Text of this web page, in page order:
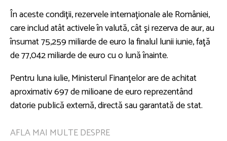
În aceste condiţii, rezervele internaţionale ale României,
care includ atât activele în valută, cât şi rezerva de aur, au
însumat 75,259 miliarde de euro la finalul lunii iunie, faţă
de 77,042 miliarde de euro cu o lună înainte.
Pentru luna iulie, Ministerul Finanţelor are de achitat
aproximativ 697 de milioane de euro reprezentând
datorie publică externă, directă sau garantată de stat.
AFLA MAI MULTE DESPRE